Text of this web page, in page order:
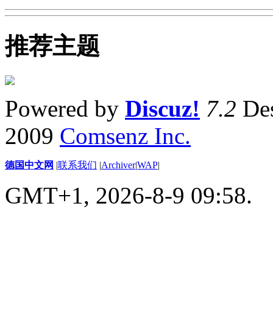
推荐主题
Powered by Discuz! 7.2
2009 Comsenz Inc.
德国中文网 |联系我们 |Archiver|WAP|
GMT+1, 2026-8-9 09:58.